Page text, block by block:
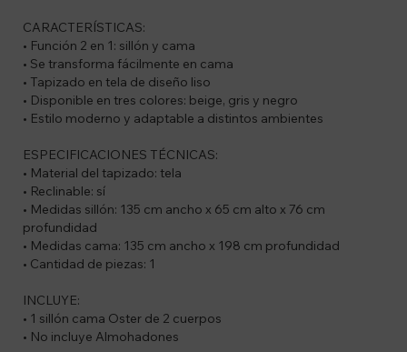
CARACTERÍSTICAS:
• Función 2 en 1: sillón y cama
• Se transforma fácilmente en cama
• Tapizado en tela de diseño liso
• Disponible en tres colores: beige, gris y negro
• Estilo moderno y adaptable a distintos ambientes
ESPECIFICACIONES TÉCNICAS:
• Material del tapizado: tela
• Reclinable: sí
• Medidas sillón: 135 cm ancho x 65 cm alto x 76 cm
profundidad
• Medidas cama: 135 cm ancho x 198 cm profundidad
• Cantidad de piezas: 1
INCLUYE:
• 1 sillón cama Oster de 2 cuerpos
• No incluye Almohadones